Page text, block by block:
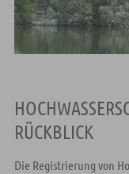
RÜCKBLICK
Die Registrierung von